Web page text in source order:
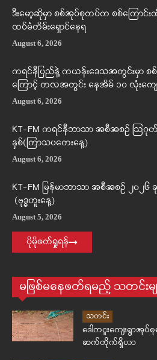
ဒီးမော့ဆိုမှာ စစ်အုပ်စုတပ်က စစ်ကြောင်
ထပ်မံတိမ်းရှောင်နေရ
August 6, 2026
ကရင်နီပြည်နဲ့ ကယန်းဒေသအတွင်းမှာ
ကြောင့် တလအတွင်း နေအိမ် ၁၀ လုံးကျေ
August 6, 2026
KT-FM ကရင်နီဘာသာ အစီအစဉ် ဩဂုတ်
နှစ်(ကြာသပတေးနေ့)
August 6, 2026
KT-FM မြန်မာဘာသာ အစီအစဉ် ၂၀၂
(ဗုဒ္ဓဟူးနေ့)
August 5, 2026
ပိုမိုဖတ်ရှုရန်
မဖြစ်မနေဖတ်ရမည့် သတင်းမျ
သတင်း
ဒေါတငူးကျေးရွာအုပ်
ဆက်တိုက်ရှိလာ